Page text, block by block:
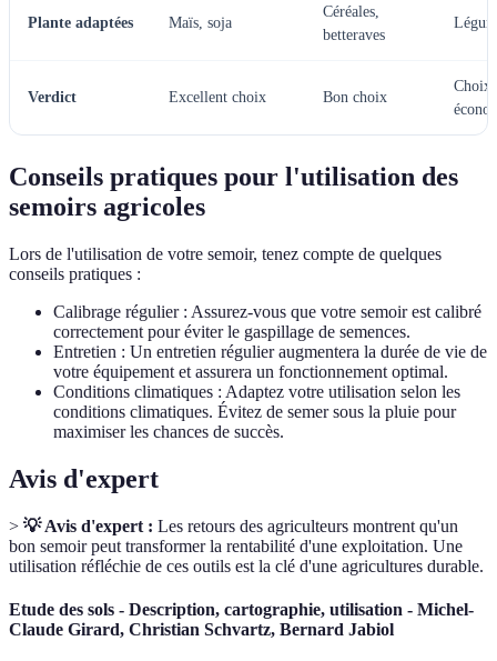
Plante adaptées Maïs, soja
Céréales,
betteraves
Verdict Excellent choix Bon choix
Choix
Conseils pratiques pour l'utilisation des
semoirs agricoles
Lors de l'utilisation de votre semoir, tenez compte de quelques
conseils pratiques :
Calibrage régulier : Assurez-vous que votre semoir est calibré
correctement pour éviter le gaspillage de semences.
Entretien : Un entretien régulier augmentera la durée de vie de
votre équipement et assurera un fonctionnement optimal.
Conditions climatiques : Adaptez votre utilisation selon les
conditions climatiques. Évitez de semer sous la pluie pour
maximiser les chances de succès.
Avis d'expert
> 💡 Avis d'expert : Les retours des agriculteurs montrent qu'un
bon semoir peut transformer la rentabilité d'une exploitation. Une
utilisation réfléchie de ces outils est la clé d'une agricultures durable.
Etude des sols - Description, cartographie, utilisation - Michel-
Claude Girard, Christian Schvartz, Bernard Jabiol